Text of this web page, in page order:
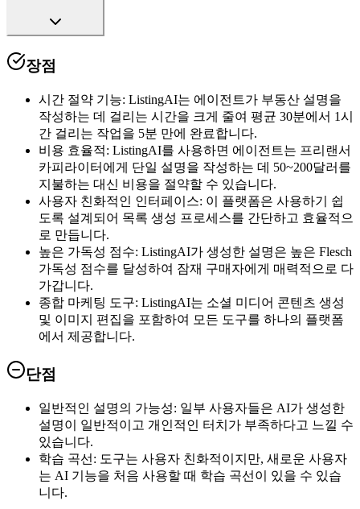
장점
시간 절약 기능: ListingAI는 에이전트가 부동산 설명을
작성하는 데 걸리는 시간을 크게 줄여 평균 30분에서 1시
간 걸리는 작업을 5분 만에 완료합니다.
비용 효율적: ListingAI를 사용하면 에이전트는 프리랜서
카피라이터에게 단일 설명을 작성하는 데 50~200달러를
지불하는 대신 비용을 절약할 수 있습니다.
사용자 친화적인 인터페이스: 이 플랫폼은 사용하기 쉽
도록 설계되어 목록 생성 프로세스를 간단하고 효율적으
로 만듭니다.
높은 가독성 점수: ListingAI가 생성한 설명은 높은 Flesch
가독성 점수를 달성하여 잠재 구매자에게 매력적으로 다
가갑니다.
종합 마케팅 도구: ListingAI는 소셜 미디어 콘텐츠 생성
및 이미지 편집을 포함하여 모든 도구를 하나의 플랫폼
에서 제공합니다.
단점
일반적인 설명의 가능성: 일부 사용자들은 AI가 생성한
설명이 일반적이고 개인적인 터치가 부족하다고 느낄 수
있습니다.
학습 곡선 : 도구는 사용자 친화적이지만, 새로운 사용자
는 AI 기능을 처음 사용할 때 학습 곡선이 있을 수 있습
니다.